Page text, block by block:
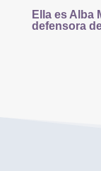
Ella es Alba
defensora